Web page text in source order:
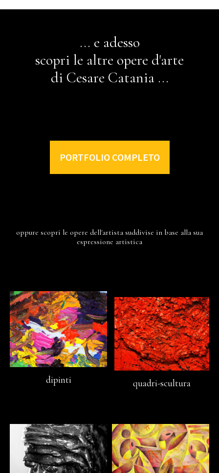
... e adesso
scopri le altre opere d'arte
di Cesare Catania ...
PORTFOLIO COMPLETO
oppure scopri le opere dell'artista suddivise in base alla sua
espressione artistica
dipinti quadri-scultura